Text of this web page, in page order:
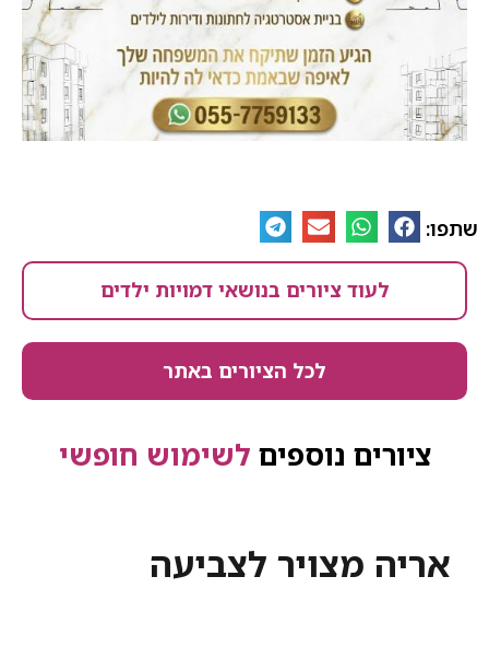
שתפו:
לעוד ציורים בנושאי דמויות ילדים
לכל הציורים באתר
ציורים נוספים לשימוש חופשי
אריה מצויר לצביעה